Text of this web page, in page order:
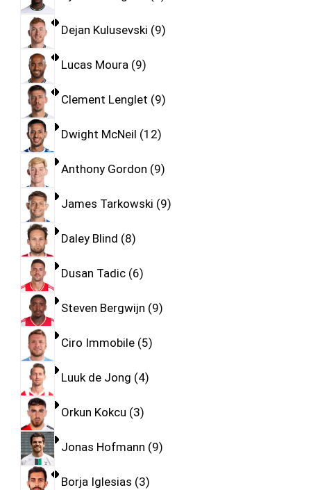
Dejan Kulusevski 9
Lucas Moura 9
Clement Lenglet 9
Dwight McNeil 12
Anthony Gordon 9
James Tarkowski 9
Daley Blind 8
Dusan Tadic 6
Steven Bergwijn 9
Ciro Immobile 5
Luuk de Jong 4
Orkun Kokcu 3
Jonas Hofmann 9
Borja Iglesias 3